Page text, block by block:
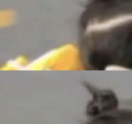
绝 修复了 C
如果表单中
们将不再关
PG 19，则
时间点
分析提炼。
一方法也为
思路。
、社交生活
维护者 S
8 月 4 日，
月 1 日起，
6 个月。发
新内容如
增强功能：